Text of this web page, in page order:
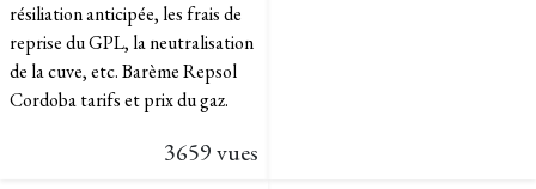
résiliation anticipée, les frais de
reprise du GPL, la neutralisation
de la cuve, etc. Barème Repsol
Cordoba tarifs et prix du gaz.
3659 vues